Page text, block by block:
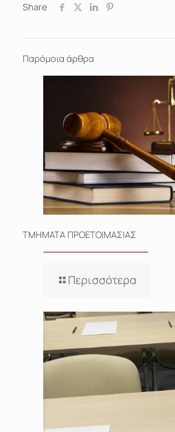
Share
Παρόμοια άρθρα
ΤΜΗΜΑΤΑ ΠΡΟΕΤΟΙΜΑΣΙΑΣ
Περισσότερα